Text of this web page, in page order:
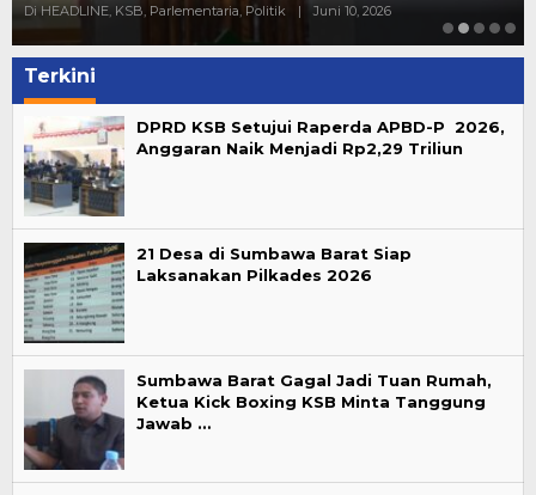
Di HEADLINE, KSB, Parlementaria, Politik | Juni 10, 2026
Terkini
DPRD KSB Setujui Raperda APBD-P 2026,
Anggaran Naik Menjadi Rp2,29 Triliun
21 Desa di Sumbawa Barat Siap
Laksanakan Pilkades 2026
Sumbawa Barat Gagal Jadi Tuan Rumah,
Ketua Kick Boxing KSB Minta Tanggung
Jawab …